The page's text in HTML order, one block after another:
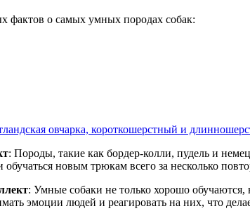
фактов о самых умных породах собак:
овчарка, короткошерстный и
: Породы, такие как бордер-колли, пудель и
новым трюкам всего за несколько
: Умные собаки не только хорошо
эмоции людей и реагировать на них, что